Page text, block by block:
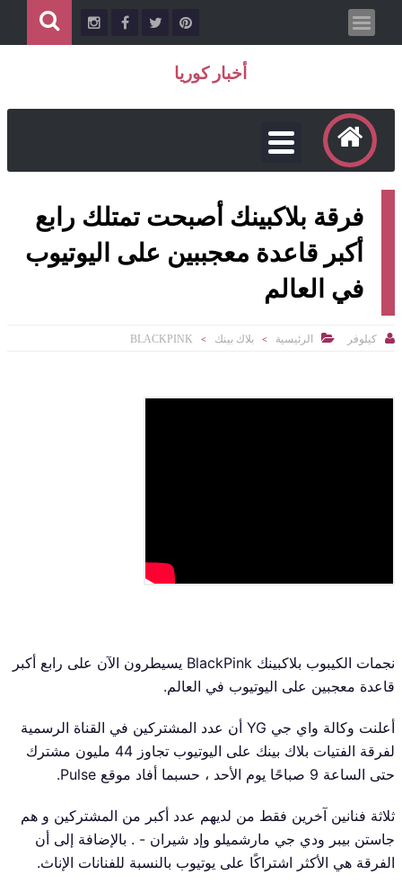
أخبار كوريا
فرقة بلاكبينك أصبحت تمتلك رابع
أكبر قاعدة معجببين على اليوتيوب
في العالم
 كيلوفر  الرئيسية > بلاك بينك >
BLACKPINK
نجمات الكيبوب بلاكبينك BlackPink يسيطرون الآن على رابع أكبر
قاعدة معجبين على اليوتيوب في العالم.
أعلنت وكالة واي جي YG أن عدد المشتركين في القناة الرسمية
لفرقة الفتيات بلاك بينك على اليوتيوب تجاوز 44 مليون مشترك
حتى الساعة 9 صباحًا يوم الأحد ، حسبما أفاد موقع Pulse.
ثلاثة فنانين آخرين فقط من لديهم عدد أكبر من المشتركين و هم
جاستن بيبر ودي جي مارشميلو وإد شيران - . بالإضافة إلى أن
الفرقة هي الأكثر اشتراكًا على يوتيوب بالنسبة للفنانات الإناث.